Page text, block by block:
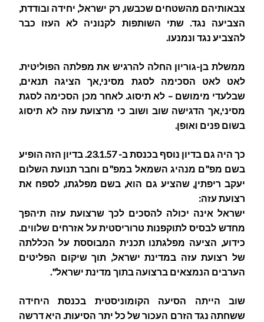
צבאותיהם מהשטחים שכבשו, רק ישראל, יחידה ובודדת,
הצביעה נגד. שתי השותפות לקנוניה לא העזו כבר
להצביע נגד ונמנעו.
ממשלת בן-גוריון החלה להרגיש את מפלתה הפוליטית.
לאט לאט הסכימה לסגת מסיני,אך הציגה תנאים,
שבלעדי מימושם – לא תיסוג. לאחר מכן הסכימה לסגת
מסיני,אך הדגישה שוב ושוב כי מרצועת עזה לא תיסוג
בשום פנים ואופן.
כך היה גם בדיון נוסף בכנסת ב- 23.1.57. בדיון הזה הופיע
בשם מפ"ם מנהיג השמאל במפ"ם וחבר תנועת השלום
יעקב ריפתין, שהציע גם הוא, בשם מפלגתו, לספח את
רצועת עזה:
ישראל אינה יכולה להסכים לכך שרצועת עזה תיהפך
מחדש לבסיס לתוקפנות טרוריסטית על אזרחים שלווים.
כידוע, הציעה מפלגתנו תכנית המבוססת על הכללתה
של רצועת עזה במדינת ישראל, תוך שיקום הפליטים
הערבים הנמצאים ברצועה בתוך מדינת ישראל".
שוב הייתה הסיעה הקומוניסטית בכנסת היחידה
ששחתה נגד הזרם העכור של כל יתר הסיעות. היא דרשה